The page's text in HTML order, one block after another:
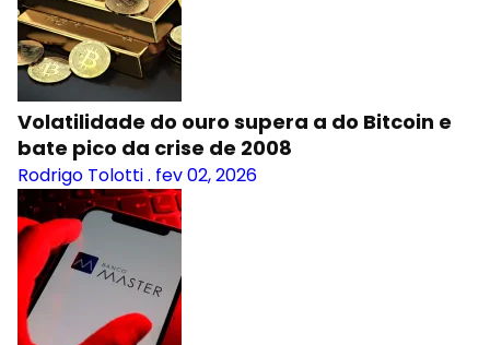
Volatilidade do ouro supera a do Bitcoin e
bate pico da crise de 2008
Rodrigo Tolotti. fev 02, 2026